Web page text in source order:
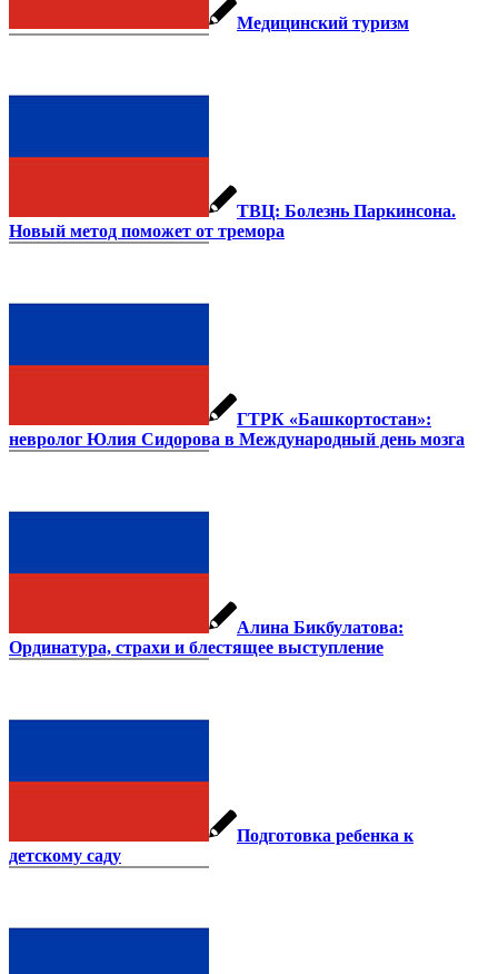
Медицинский туризм
ТВЦ: Болезнь Паркинсона.
Новый метод поможет от тремора
ГТРК «Башкортостан»:
невролог Юлия Сидорова в Международный день мозга
Алина Бикбулатова:
Ординатура, страхи и блестящее выступление
Подготовка ребенка к
детскому саду